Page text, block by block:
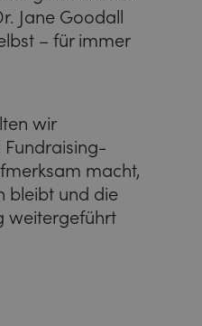
Jane Goodall
– für immer
wir
macht,
bleibt und die
weitergeführt